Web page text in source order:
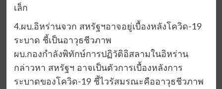
เล็ก
4.ผบ.อิหร่านจวก สหรัฐฯอาจอยู่เบื้องหลังโควิด-19
ระบาด ชี้เป็นอาวุธชีวภาพ
ผบ.กองกำลังพิทักษ์การปฏิวัติอิสลามในอิหร่าน
กล่าวหา สหรัฐฯ อาจเป็นตัวการเบื้องหลังการ
ระบาดของโควิด-19 ชี้ไวรัสมรณะคืออาวุธชีวภาพ